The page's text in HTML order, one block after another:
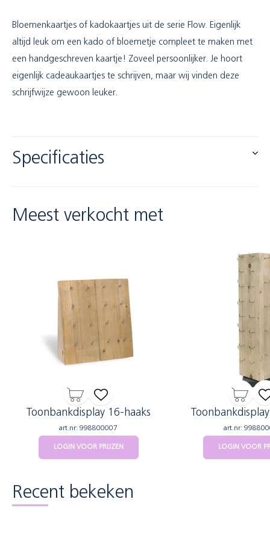
Bloemenkaartjes of kadokaartjes uit de serie Flow. Eigenlijk
altijd leuk om een kado of bloemetje compleet te maken met
een handgeschreven kaartje! Zoveel persoonlijker. Je hoort
eigenlijk cadeaukaartjes te schrijven, maar wij vinden deze
schrijfwijze gewoon leuker.
Specificaties
Meest verkocht met
Toonbankdisplay 16-haaks
art.nr: 998800007
LOGIN VOOR PRIJZEN
art.nr:
LOGIN VOOR
Recent bekeken